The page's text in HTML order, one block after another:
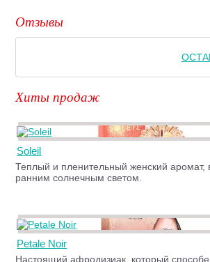
Отзывы
Хиты продаж
Soleil
Теплый и пленительный женский аромат,
ранним солнечным светом.
Petale Noir
Настоящий афродизиак, который